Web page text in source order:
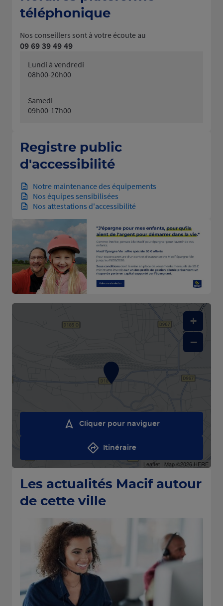
téléphonique
Nos conseillers sont à votre écoute au
09 69 39 49 49
Lundi à vendredi
08h00-20h00
Samedi
09h00-17h00
Registre public
d'accessibilité
Notre maintenance des équipements
Nos équipes sensibilisées
Nos attestations d'accessibilité
+
−
Leaflet | Map ©2026 HERE
Cliquer pour naviguer
Itinéraire
Les actualités Macif autour
de cette ville